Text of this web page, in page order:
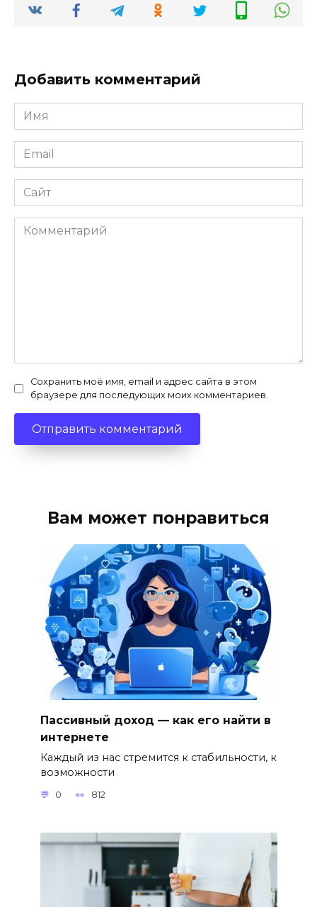
Добавить комментарий
Имя
*
Email
*
Сайт
Комментарий
Сохранить моё имя, email и адрес сайта в этом
браузере для последующих моих комментариев.
Вам может понравиться
Пассивный доход — как его найти в
интернете
Каждый из нас стремится к стабильности, к
возможности
0 812